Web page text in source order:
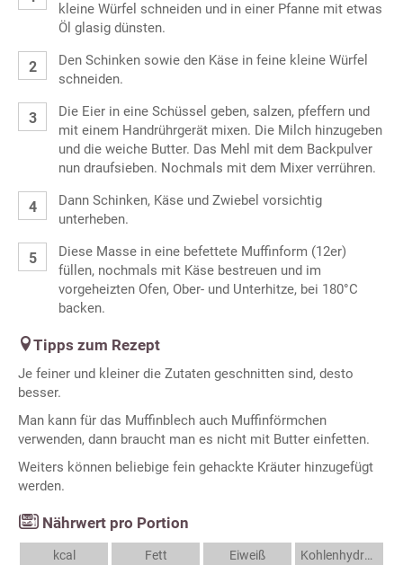
kleine Würfel schneiden und in einer Pfanne mit etwas
Öl glasig dünsten.
Den Schinken sowie den Käse in feine kleine Würfel
schneiden.
Die Eier in eine Schüssel geben, salzen, pfeffern und
mit einem Handrührgerät mixen. Die Milch hinzugeben
und die weiche Butter. Das Mehl mit dem Backpulver
nun draufsieben. Nochmals mit dem Mixer verrühren.
Dann Schinken, Käse und Zwiebel vorsichtig
unterheben.
Diese Masse in eine befettete Muffinform (12er)
füllen, nochmals mit Käse bestreuen und im
vorgeheizten Ofen, Ober- und Unterhitze, bei 180°C
backen.
Tipps zum Rezept
Je feiner und kleiner die Zutaten geschnitten sind, desto
besser.
Man kann für das Muffinblech auch Muffinförmchen
verwenden, dann braucht man es nicht mit Butter einfetten.
Weiters können beliebige fein gehackte Kräuter hinzugefügt
werden.
Nährwert pro Portion
kcal Fett Eiweiß Kohlenhydrate